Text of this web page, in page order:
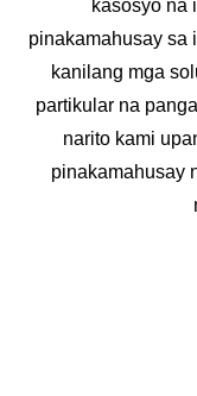
kasosyo na
pinakamahusay sa
kanilang mga
partikular na
narito kami
pinakamahusay